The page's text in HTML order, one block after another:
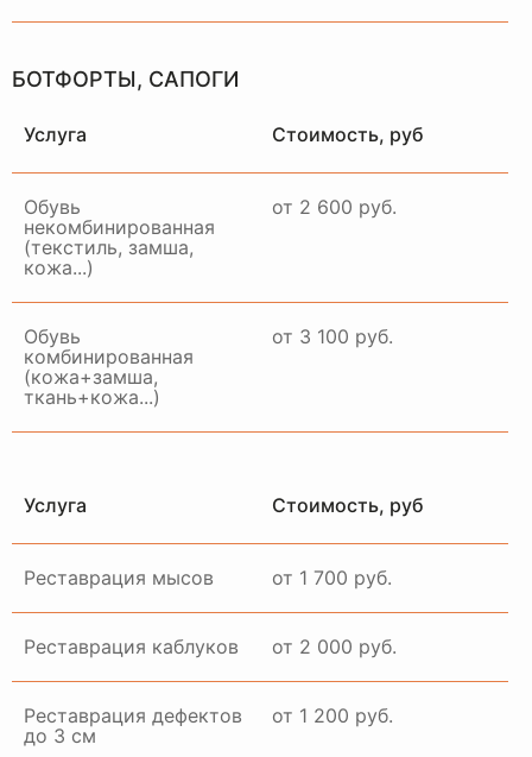
БОТФОРТЫ, САПОГИ
Услуга Стоимость, руб
Обувь
некомбинированная
(текстиль, замша,
кожа...)
от 2 600 руб.
Обувь
комбинированная
(кожа+замша,
ткань+кожа...)
от 3 100 руб.
Услуга Стоимость, руб
Реставрация мысов от 1 700 руб.
Реставрация каблуков от 2 000 руб.
Реставрация дефектов
до 3 см
от 1 200 руб.